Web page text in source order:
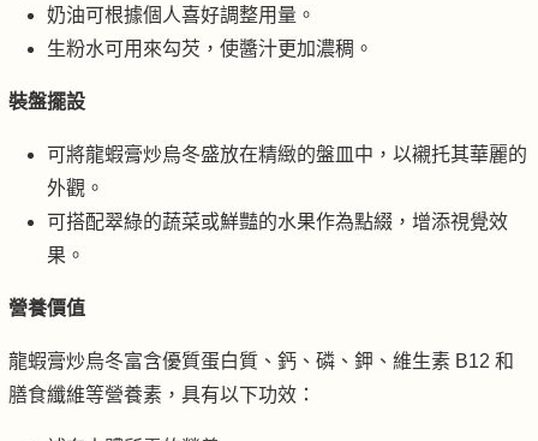
奶油可根據個人喜好調整用量。
生粉水可用來勾芡，使醬汁更加濃稠。
裝盤擺設
可將龍蝦膏炒烏冬盛放在精緻的盤皿中，以襯托其華麗的
外觀。
可搭配翠綠的蔬菜或鮮豔的水果作為點綴，增添視覺效
果。
營養價值
龍蝦膏炒烏冬富含優質蛋白質、鈣、磷、鉀、維生素 B12 和
膳食纖維等營養素，具有以下功效：